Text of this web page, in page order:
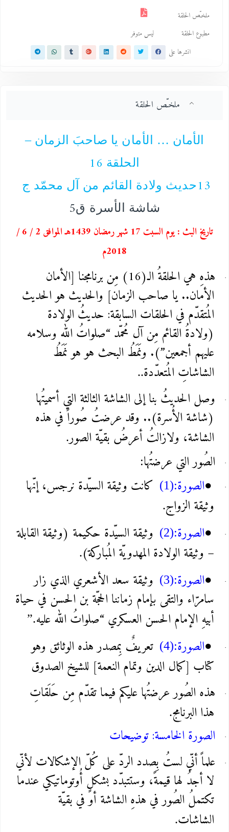
ملخـّص الحلقة
مطبوع الحلقة
ليس متوفر
انشرها على
ملخـّص الحلقة
الأمان … الأمان يا صاحبَ الزمان –
الحلقة 16
حديث ولادة القائم من آل محمّد ج13
شاشة الأسرة ق5
تاريخ البث : يوم السبت 17 شهر رمضان 1439هـ الموافق 2 / 6 /
2018م
هذهِ هي الحلقةُ الـ(16) مِن برنامجنا [الأمان
الأمان.. يا صاحب الزمان] والحديث هو الحديث
المُتقدّم في الحلقات السابقة: حديثُ الولادة
(ولادةُ القائم مِن آل مُحمّد “صلواتُ الله وسلامه
عليهم أجمعين”). ونَمَطُ البحث هو هو نَمَطُ
الشاشاتِ المُتعدّدة..
وصل الحديثُ بنا إلى الشاشة الثالثة التي أسميتُها
(شاشة الأُسرة).. وقد عرضتُ صُوراً في هذه
الشاشة، ولازالتُ أعرضُ بقيّة الصور.
الصُور التي عرضتُها:
●الصورة(1): كانت وثيقة السيّدة نرجس، إنّها
وثيقة الزواج.
●الصورة(2): وثيقة السيّدة حكيمة (وثيقة القابلة
– وثيقة الولادة المهدويّة المُباركة).
●الصورة(3): وثيقة سعد الأشعري الذي زار
سامرّاء والتقى بإمام زماننا الحجّة بن الحسن في حياة
أبيهِ الإمام الحسن العسكري “صلواتُ الله عليه”.
●الصورة(4): تعريفٌ بِمصدر هذه الوثائق وهو
كتاب [كمال الدين وتمام النعمة] للشيخ الصدوق
هذه الصُور عرضتُها عليكم فيما تقدّم مِن حَلَقاتِ
هذا البرنامج.
الصورة الخامسة: توضيحات
علماً أنّي لستُ بِصدد الردّ على كُلّ الإشكالات لأنّي
لا أجدُ لها قيمةً، وستتبدّد بشكلٍ أُوتوماتيكي عندما
تكتملُ الصُور في هذهِ الشاشة أو في بقيّة
الشاشات.